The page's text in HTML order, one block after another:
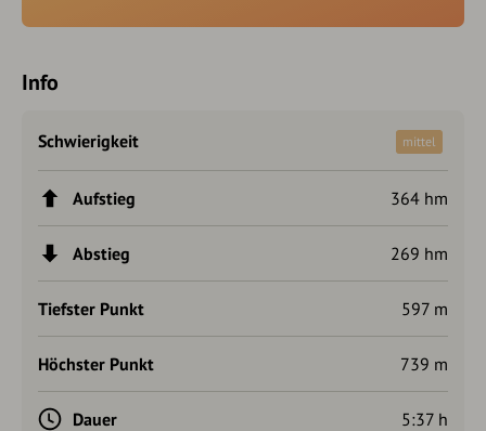
Info
Schwierigkeit mittel
Aufstieg 364 hm
Abstieg 269 hm
Tiefster Punkt 597 m
Höchster Punkt 739 m
Dauer 5:37 h